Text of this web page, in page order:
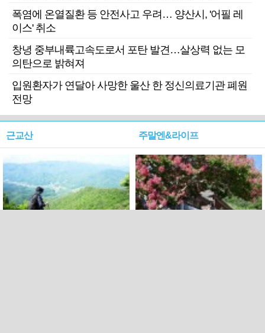
폭염에 온열질환 등 안전사고 우려… 양산시, '어필 레
이스' 취소
창녕 중부내륙고속도로서 포탄 발견…살상력 없는 모
의탄으로 밝혀져
입원환자가 연달아 사망한 울산 한 정신의료기관 폐원
전망
근교산 주말엔&라이프